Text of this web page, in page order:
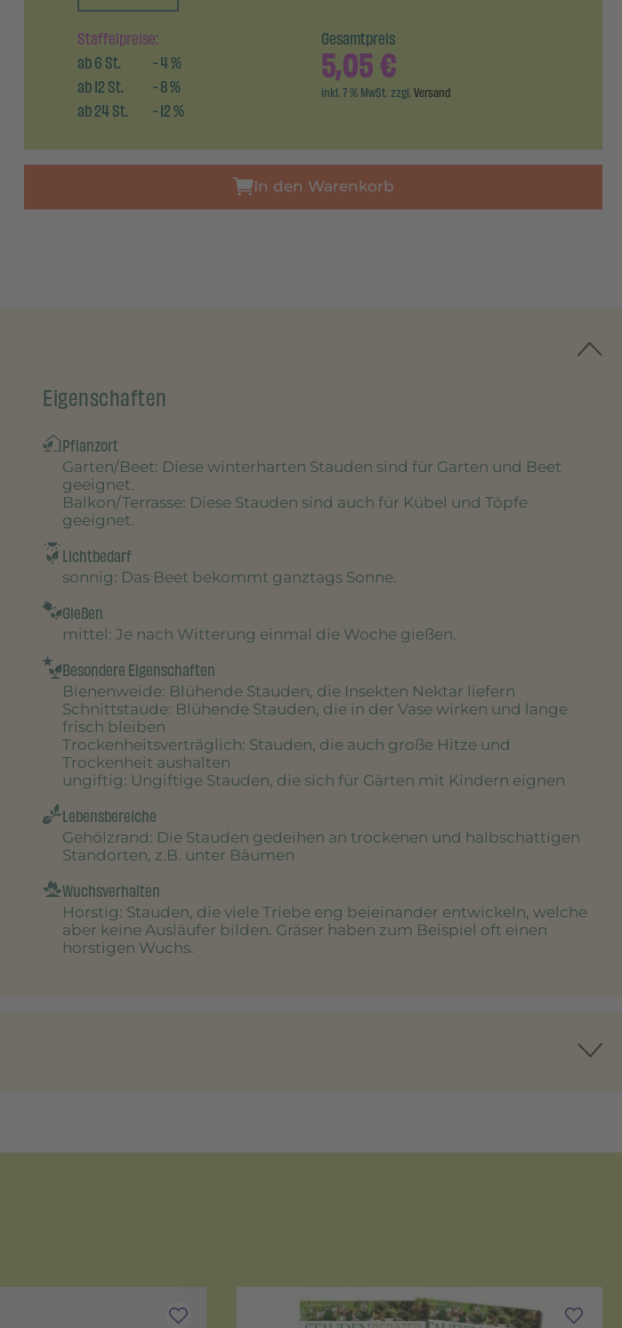
Staffelpreise:
ab6St. -4%
ab12St. -8%
ab24St. -12%
Gesamtpreis
5,05€
inkl. 7 % MwSt. zzgl.Versand
In den Warenkorb
Eigenschaften
Pflanzort
Garten/Beet: Diese winterharten Stauden sind für Garten und Beet
geeignet.
Balkon/Terrasse: Diese Stauden sind auch für Kübel und Töpfe
geeignet.
Lichtbedarf
sonnig: Das Beet bekommt ganztags Sonne.
Gießen
mittel: Je nach Witterung einmal die Woche gießen.
Besondere Eigenschaften
Bienenweide: Blühende Stauden, die Insekten Nektar liefern
Schnittstaude: Blühende Stauden, die in der Vase wirken und lange
frisch bleiben
Trockenheitsverträglich: Stauden, die auch große Hitze und
Trockenheit aushalten
ungiftig: Ungiftige Stauden, die sich für Gärten mit Kindern eignen
Lebensbereiche
Gehölzrand: Die Stauden gedeihen an trockenen und halbschattigen
Standorten, z.B. unter Bäumen
Wuchsverhalten
Horstig: Stauden, die viele Triebe eng beieinander entwickeln, welche
aber keine Ausläufer bilden. Gräser haben zum Beispiel oft einen
horstigen Wuchs.